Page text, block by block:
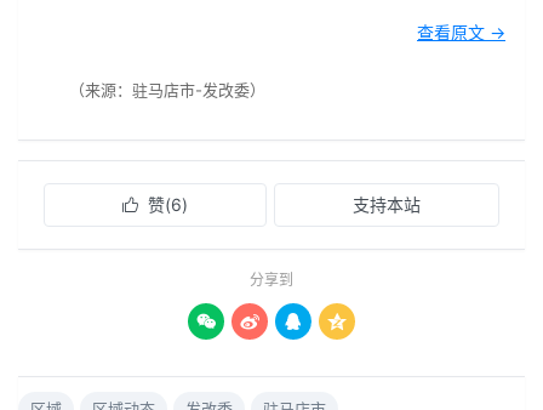
查看原文 →
（来源：驻马店市-发改委）
 赞(6) 支持本站
分享到
   